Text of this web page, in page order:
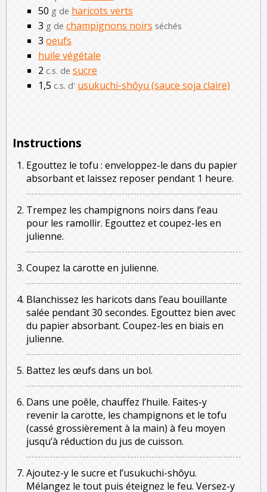
50 g de haricots verts
3 g de champignons noirs séchés
3 oeufs
huile végétale
2 c.s. de sucre
1,5 c.s. d' usukuchi-shôyu (sauce soja claire)
Instructions
Egouttez le tofu : enveloppez-le dans du papier
absorbant et laissez reposer pendant 1 heure.
Trempez les champignons noirs dans l’eau
pour les ramollir. Egouttez et coupez-les en
julienne.
Coupez la carotte en julienne.
Blanchissez les haricots dans l’eau bouillante
salée pendant 30 secondes. Egouttez bien avec
du papier absorbant. Coupez-les en biais en
julienne.
Battez les œufs dans un bol.
Dans une poêle, chauffez l’huile. Faites-y
revenir la carotte, les champignons et le tofu
(cassé grossièrement à la main) à feu moyen
jusqu’à réduction du jus de cuisson.
Ajoutez-y le sucre et l’usukuchi-shôyu.
Mélangez le tout puis éteignez le feu. Versez-y